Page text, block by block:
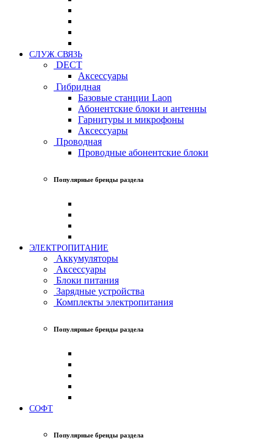
СЛУЖ.СВЯЗЬ
DECT
Аксессуары
Гибридная
Базовые станции Laon
Абонентские блоки и антенны
Гарнитуры и микрофоны
Аксессуары
Проводная
Проводные абонентские блоки
Популярные бренды раздела
ЭЛЕКТРОПИТАНИЕ
Аккумуляторы
Аксессуары
Блоки питания
Зарядные устройства
Комплекты электропитания
Популярные бренды раздела
СОФТ
Популярные бренды раздела